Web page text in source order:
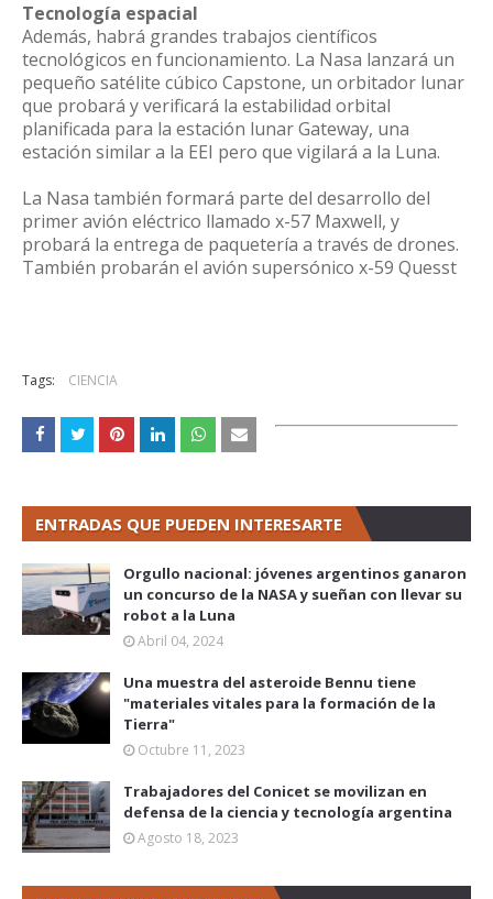
Tecnología espacial
Además, habrá grandes trabajos científicos
tecnológicos en funcionamiento. La Nasa lanzará un
pequeño satélite cúbico Capstone, un orbitador lunar
que probará y verificará la estabilidad orbital
planificada para la estación lunar Gateway, una
estación similar a la EEI pero que vigilará a la Luna.
La Nasa también formará parte del desarrollo del
primer avión eléctrico llamado x-57 Maxwell, y
probará la entrega de paquetería a través de drones.
También probarán el avión supersónico x-59 Quesst
Tags: CIENCIA
ENTRADAS QUE PUEDEN INTERESARTE
Orgullo nacional: jóvenes argentinos ganaron
un concurso de la NASA y sueñan con llevar su
robot a la Luna
Abril 04, 2024
Una muestra del asteroide Bennu tiene
"materiales vitales para la formación de la
Tierra"
Octubre 11, 2023
Trabajadores del Conicet se movilizan en
defensa de la ciencia y tecnología argentina
Agosto 18, 2023